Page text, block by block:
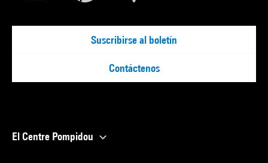
Suscribirse al boletín
Contáctenos
El Centre Pompidou